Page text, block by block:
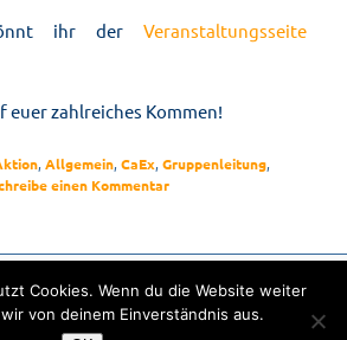
ihr der Veranstaltungsseite
euer zahlreiches Kommen!
,Allgemein,CaEx,Gruppenleitung,
einen Kommentar
Nüziders St. Viner -Impressum-
Datenschutzerklärung
Cookies. Wenn du die Website weiter
von deinem Einverständnis aus.